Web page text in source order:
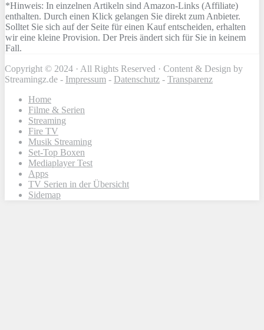
*Hinweis: In einzelnen Artikeln sind Amazon-Links (Affiliate)
enthalten. Durch einen Klick gelangen Sie direkt zum Anbieter.
Solltet Sie sich auf der Seite für einen Kauf entscheiden, erhalten
wir eine kleine Provision. Der Preis ändert sich für Sie in keinem
Fall.
Copyright © 2024 · All Rights Reserved · Content & Design by
Streamingz.de - Impressum - Datenschutz - Transparenz
Home
Filme & Serien
Streaming
Fire TV
Musik Streaming
Set-Top Boxen
Mediaplayer Test
Apps
TV Serien in der Übersicht
Sidemap